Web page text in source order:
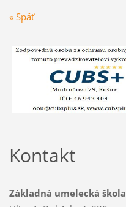
« Späť
Kontakt
Základná umelecká škola